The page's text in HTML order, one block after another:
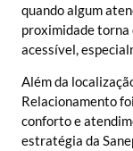
quando algum
proximidade torna
acessível,
Além da
Relacionamento
conforto e
estratégia da